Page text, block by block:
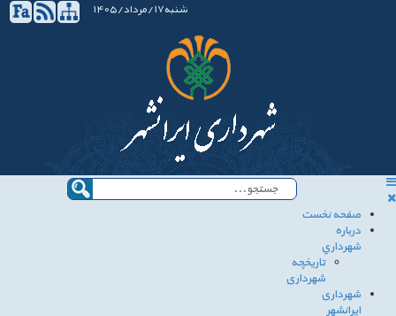
شنبه17/مرداد/1405
صفحه نخست
درباره
شهرداري
تاريخچه
شهرداری
شهرداری
ایرانشهر